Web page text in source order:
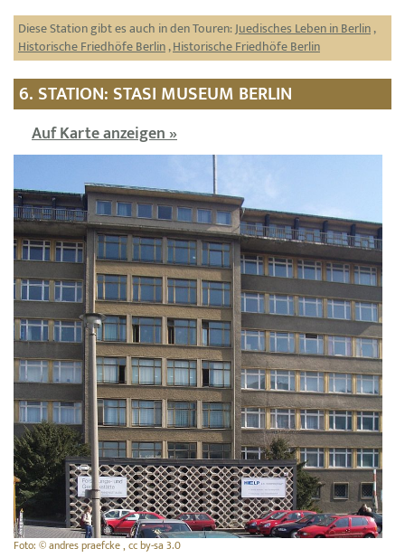
Diese Station gibt es auch in den Touren:Juedisches Leben in Berlin,
Historische Friedhöfe Berlin,Historische Friedhöfe Berlin
6. STATION: STASI MUSEUM BERLIN
Auf Karte anzeigen »
Foto: © andres praefcke , cc by-sa 3.0